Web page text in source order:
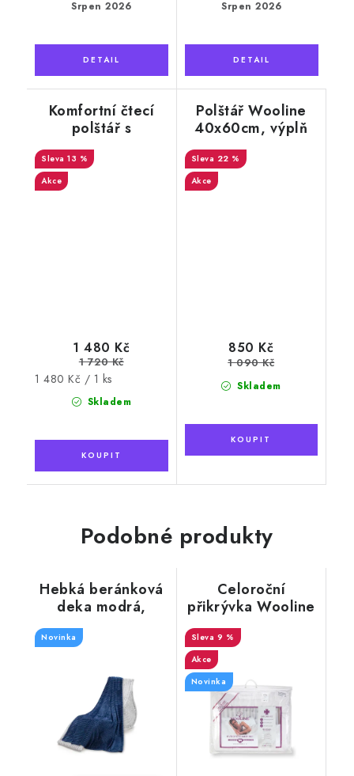
Srpen 2026 Srpen 2026
Komfortní čtecí
polštář s
područkami MEGI,
Thumbled, šedý
13 %
Akce
Skladem
1 480 Kč
1 720 Kč
Měrná
1 480 Kč / 1 ks
Polštář Wooline
40x60cm, výplň
100% ovčí vlna
22 %
Akce
Skladem
850 Kč
1 090 Kč
Podobné produkty
Hebká beránková
deka modrá,
žebrovaná
Novinka
Celoroční
přikrývka Wooline
140x220 cm s
výplní z ovčí vlny
9 %
Akce
Novinka